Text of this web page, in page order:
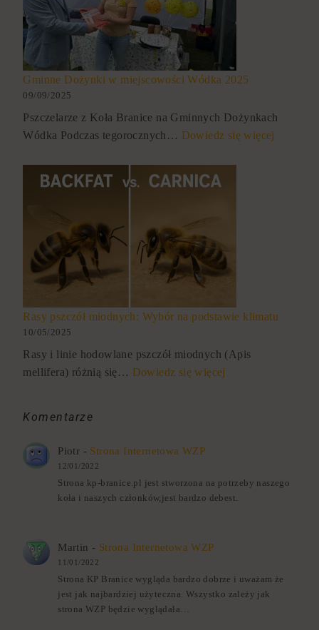
Gminne Dożynki w miejscowości Wódka 2025
09/09/2025
Pszczelarze z Koła Branice na Gminnych Dożynkach
Wódka Podczas tegorocznych… Dowiedz się więcej
Rasy pszczół miodnych: Wybór na podstawie klimatu
10/05/2025
Rasy i linie hodowlane pszczół miodnych (Apis
mellifera) różnią się… Dowiedz się więcej
Komentarze
Piotr - Strona Internetowa WZP
12/01/2022
Strona kp-branice.pl jest stworzona na potrzeby naszego
koła i naszych członków,jest bardzo debest.
Martin - Strona Internetowa WZP
11/01/2022
Strona KP Branice wygląda bardzo dobrze i uważam że
jest jak najbardziej użyteczna. Wszystko zależy jak
strona WZP będzie wyglądała…